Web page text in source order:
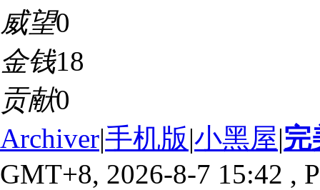
威望0
金钱18
贡献0
Archiver|手机版|小黑屋|完
GMT+8, 2026-8-7 15:42 ,